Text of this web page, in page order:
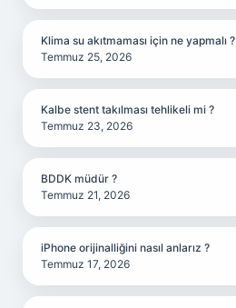
Klima su akıtmaması için ne yapmalı ?
Temmuz 25, 2026
Kalbe stent takılması tehlikeli mi ?
Temmuz 23, 2026
BDDK müdür ?
Temmuz 21, 2026
iPhone orijinalliğini nasıl anlarız ?
Temmuz 17, 2026